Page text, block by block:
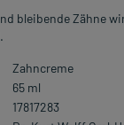
bleibende Zähne
Zahncreme
65 ml
17817283